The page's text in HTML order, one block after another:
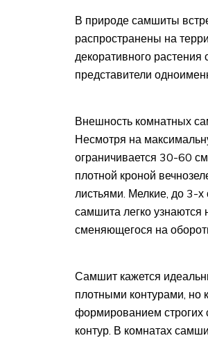
В природе самшиты
распространены на
декоративного
представители
Внешность комнатных
Несмотря на
ограничивается 30-60
плотной кроной
листьями. Мелкие, до 3-
самшита легко узнаются
сменяющегося на
Самшит кажется
плотными контурами,
формированием строгих
контур. В комнатах